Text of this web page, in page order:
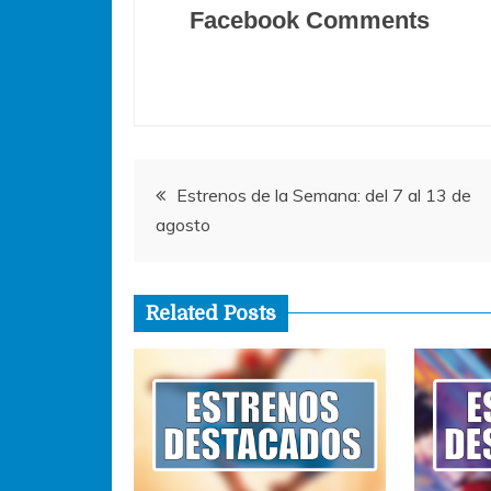
c
k
itt at ss ai
Facebook Comments
Navegación
de
entradas
Estrenos de la Semana: del 7 al 13 de
agosto
Related Posts